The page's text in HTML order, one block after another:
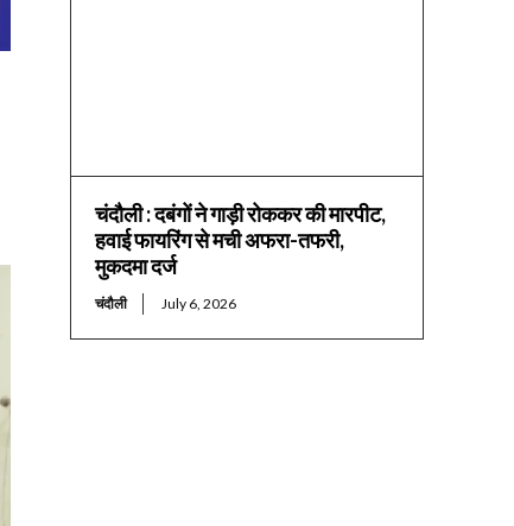
चंदौली : दबंगों ने गाड़ी रोककर की मारपीट,
हवाई फायरिंग से मची अफरा-तफरी,
मुकदमा दर्ज
चंदौली July 6, 2026